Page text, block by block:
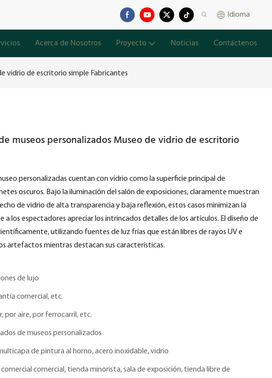
Idioma
Acerca de Nosotros Proyecto Noticias Contáctenos
vidrio de escritorio simple Fabricantes
museos personalizados Museo de vidrio de escritorio
personalizadas cuentan con vidrio como la superficie principal de
oscuros. Bajo la iluminación del salón de exposiciones, claramente muestran
de vidrio de alta transparencia y baja reflexión, estos casos minimizan la
a los espectadores apreciar los intrincados detalles de los artículos. El diseño de
utilizando fuentes de luz frías que están libres de rayos UV e
artefactos mientras destacan sus características.
de lujo
comercial, etc.
por aire, por ferrocarril, etc.
de museos personalizados
de pintura al horno, acero inoxidable, vidrio
comercial, tienda minorista, sala de exposición, tienda libre de